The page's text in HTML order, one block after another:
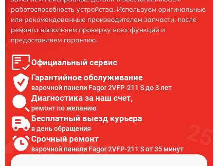
работоспособность устройства. Используем оригинальные
или рекомендованные производителем запчасти, после
ремонта выполняем проверку всех функций и
предоставляем гарантию.
Официальный сервис
Гарантийное обслуживание
варочной панели Fagor 2VFP-211 S до 3 лет
Диагностика за наш счет,
ремонт по желанию
Бесплатный выезд курьера
в день обращения
Срочный ремонт
варочной панели Fagor 2VFP-211 S от 35 минут